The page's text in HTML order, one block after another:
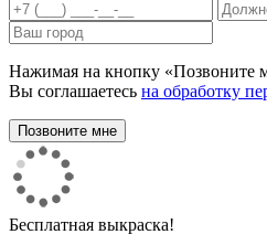
Нажимая на кнопку «Позвоните
Вы соглашаетесь на обработку
Бесплатная выкраска!